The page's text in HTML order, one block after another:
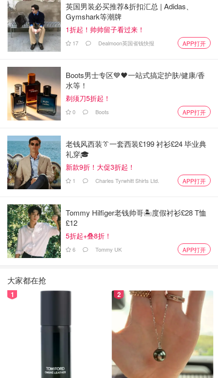
英国男装必买推荐&折扣汇总 | Adidas、
Gymshark等潮牌
1折起！帅帅留子看过来！
17 Dealmoon英国省钱快报 APP打开
Boots男士专区💙🖤一站式搞定护肤/健康/香
水等！
剃须刀5折起！
0 Boots APP打开
老钱风西装👔一套西装£199 衬衫£24 毕业典
礼穿🎓
新款9折！大促3折起！
1 Charles Tyrwhitt Shirts Ltd. APP打开
Tommy Hilfiger老钱帅哥🏝️度假衬衫£28 T恤
£12
5折起+叠8折！
6 Tommy UK APP打开
大家都在抢
1 2